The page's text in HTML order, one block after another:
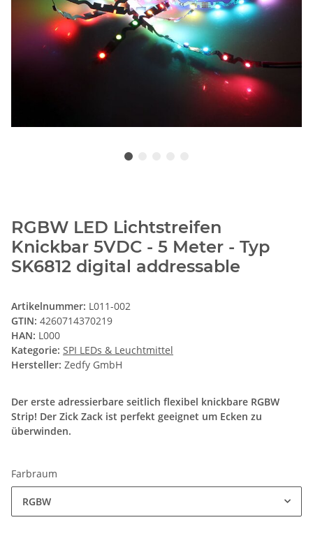
RGBW LED Lichtstreifen
Knickbar 5VDC - 5 Meter - Typ
SK6812 digital addressable
Artikelnummer: L011-002
GTIN: 4260714370219
HAN: L000
Kategorie: SPI LEDs & Leuchtmittel
Hersteller: Zedfy GmbH
Der erste adressierbare seitlich flexibel knickbare RGBW
Strip! Der Zick Zack ist perfekt geeignet um Ecken zu
überwinden.
Farbraum
RGBW